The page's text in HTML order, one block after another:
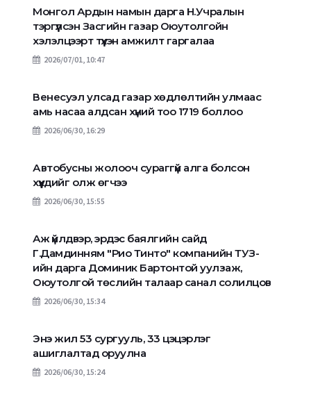
Монгол Ардын намын дарга Н.Учралын
тэргүүлсэн Засгийн газар Оюутолгойн
хэлэлцээрт түүхэн амжилт гаргалаа
2026/07/01, 10:47
Венесуэл улсад газар хөдлөлтийн улмаас
амь насаа алдсан хүний тоо 1719 боллоо
2026/06/30, 16:29
Автобусны жолооч сураггүй алга болсон
хүүхдийг олж өгчээ
2026/06/30, 15:55
Аж үйлдвэр, эрдэс баялгийн сайд
Г.Дамдинням "Рио Тинто" компанийн ТУЗ-
ийн дарга Доминик Бартонтой уулзаж,
Оюутолгой төслийн талаар санал солилцов
2026/06/30, 15:34
Энэ жил 53 сургууль, 33 цэцэрлэг
ашиглалтад оруулна
2026/06/30, 15:24